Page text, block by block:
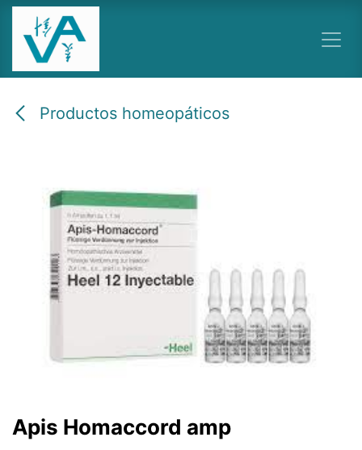
Ir al contenido
Productos homeopáticos
Apis Homaccord amp